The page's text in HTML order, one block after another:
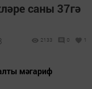
саны 37гә
2133 0 1
мәгариф